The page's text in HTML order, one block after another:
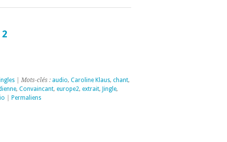
| Mots-clés : audio, Caroline Klaus, chant,
, Convaincant, europe2, extrait, Jingle,
Permaliens